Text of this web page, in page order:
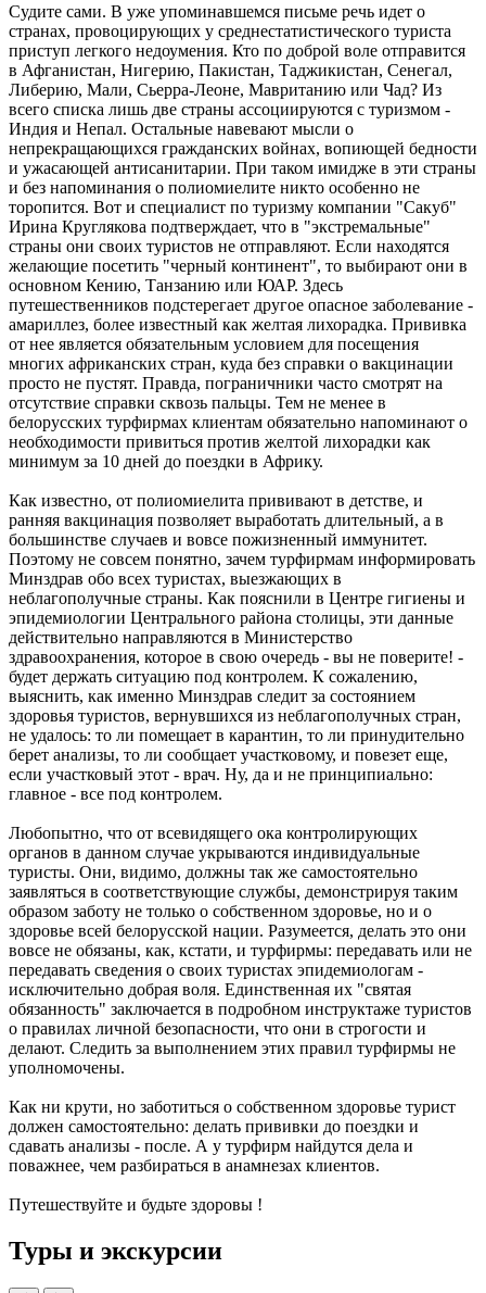
Судите сами. В уже упоминавшемся письме речь идет о
странах, провоцирующих у среднестатистического туриста
приступ легкого недоумения. Кто по доброй воле отправится
в Афганистан, Нигерию, Пакистан, Таджикистан, Сенегал,
Либерию, Мали, Сьерра-Леоне, Мавританию или Чад? Из
всего списка лишь две страны ассоциируются с туризмом -
Индия и Непал. Остальные навевают мысли о
непрекращающихся гражданских войнах, вопиющей бедности
и ужасающей антисанитарии. При таком имидже в эти страны
и без напоминания о полиомиелите никто особенно не
торопится. Вот и специалист по туризму компании "Сакуб"
Ирина Круглякова подтверждает, что в "экстремальные"
страны они своих туристов не отправляют. Если находятся
желающие посетить "черный континент", то выбирают они в
основном Кению, Танзанию или ЮАР. Здесь
путешественников подстерегает другое опасное заболевание -
амариллез, более известный как желтая лихорадка. Прививка
от нее является обязательным условием для посещения
многих африканских стран, куда без справки о вакцинации
просто не пустят. Правда, пограничники часто смотрят на
отсутствие справки сквозь пальцы. Тем не менее в
белорусских турфирмах клиентам обязательно напоминают о
необходимости привиться против желтой лихорадки как
минимум за 10 дней до поездки в Африку.
Как известно, от полиомиелита прививают в детстве, и
ранняя вакцинация позволяет выработать длительный, а в
большинстве случаев и вовсе пожизненный иммунитет.
Поэтому не совсем понятно, зачем турфирмам информировать
Минздрав обо всех туристах, выезжающих в
неблагополучные страны. Как пояснили в Центре гигиены и
эпидемиологии Центрального района столицы, эти данные
действительно направляются в Министерство
здравоохранения, которое в свою очередь - вы не поверите! -
будет держать ситуацию под контролем. К сожалению,
выяснить, как именно Минздрав следит за состоянием
здоровья туристов, вернувшихся из неблагополучных стран,
не удалось: то ли помещает в карантин, то ли принудительно
берет анализы, то ли сообщает участковому, и повезет еще,
если участковый этот - врач. Ну, да и не принципиально:
главное - все под контролем.
Любопытно, что от всевидящего ока контролирующих
органов в данном случае укрываются индивидуальные
туристы. Они, видимо, должны так же самостоятельно
заявляться в соответствующие службы, демонстрируя таким
образом заботу не только о собственном здоровье, но и о
здоровье всей белорусской нации. Разумеется, делать это они
вовсе не обязаны, как, кстати, и турфирмы: передавать или не
передавать сведения о своих туристах эпидемиологам -
исключительно добрая воля. Единственная их "святая
обязанность" заключается в подробном инструктаже туристов
о правилах личной безопасности, что они в строгости и
делают. Следить за выполнением этих правил турфирмы не
уполномочены.
Как ни крути, но заботиться о собственном здоровье турист
должен самостоятельно: делать прививки до поездки и
сдавать анализы - после. А у турфирм найдутся дела и
поважнее, чем разбираться в анамнезах клиентов.
Путешествуйте и будьте здоровы !
Туры и экскурсии